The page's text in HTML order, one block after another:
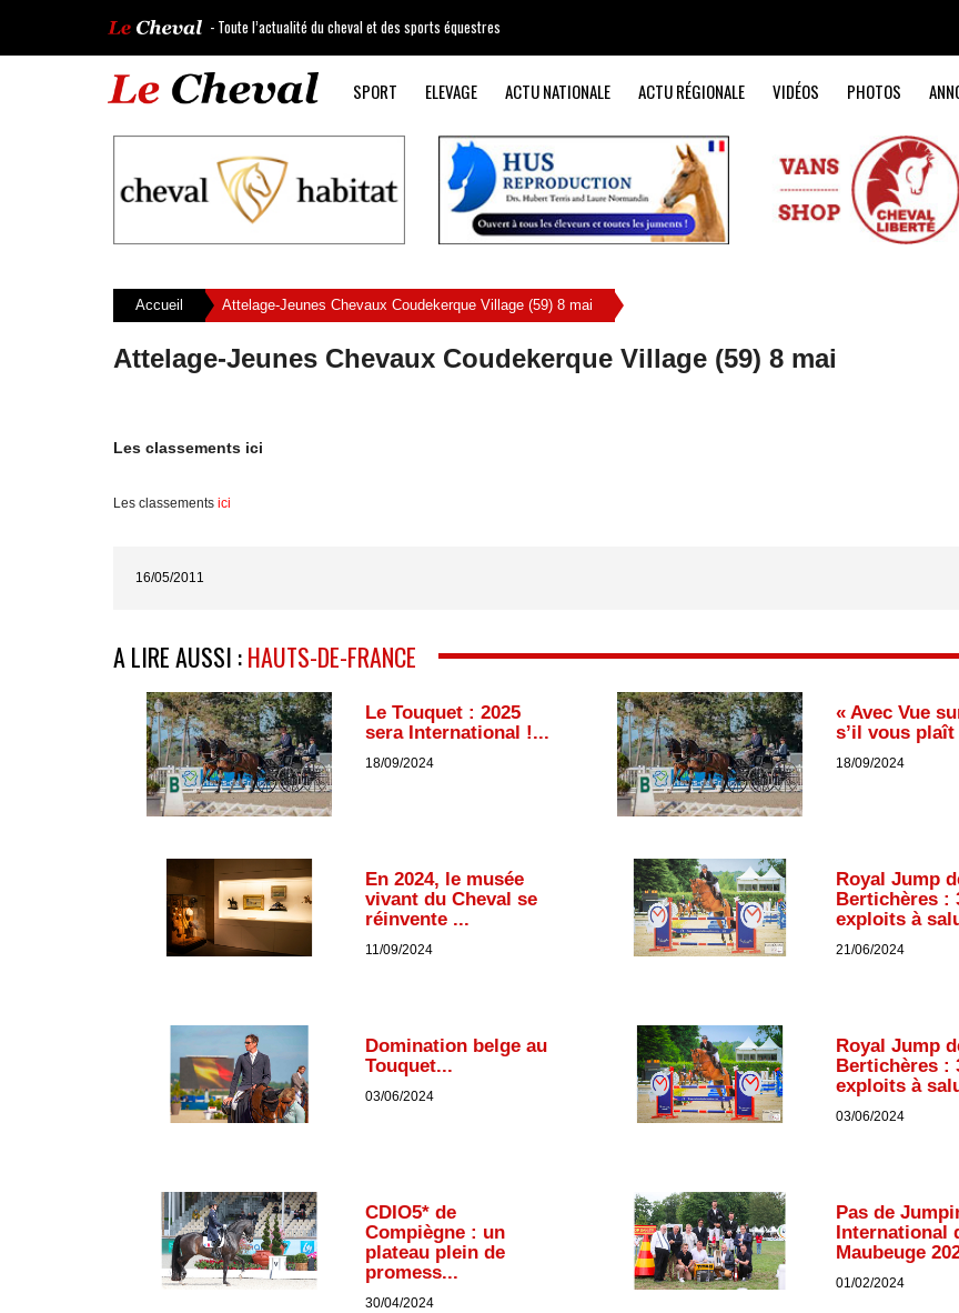
- Toute l’actualité du cheval et des sports équestres
SPORT ELEVAGE ACTU NATIONALE ACTU RÉGIONALE VIDÉOS PHOTOS
Accueil Attelage-Jeunes Chevaux Coudekerque Village (59) 8 mai
Attelage-Jeunes Chevaux Coudekerque Village (59) 8 mai
Les classements ici
Les classements ici
16/05/2011
A LIRE AUSSI :HAUTS-DE-FRANCE
Le Touquet : 2025
sera International !...
18/09/2024
« Avec Vue
s’il vous plaît
18/09/2024
En 2024, le musée
vivant du Cheval se
réinvente ...
11/09/2024
Royal Jump
Bertichères :
exploits à
21/06/2024
Domination belge au
Touquet...
03/06/2024
Royal Jump
Bertichères :
exploits à
03/06/2024
CDIO5* de
Compiègne : un
plateau plein de
promess...
30/04/2024
Pas de
International
Maubeuge
01/02/2024